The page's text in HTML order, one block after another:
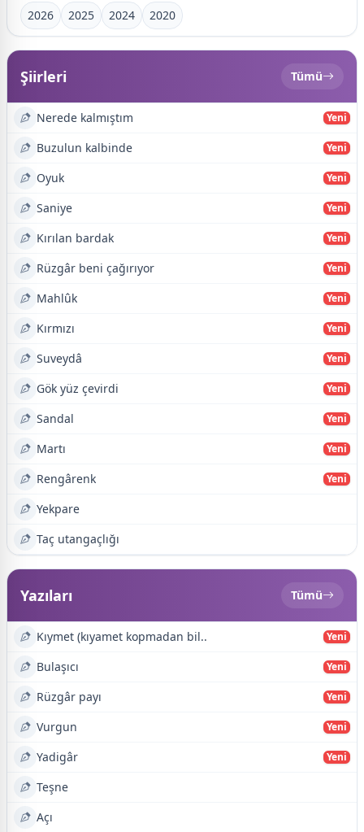
2026 2025 2024 2020
Şiirleri Tümü
Nerede kalmıştım Yeni
Buzulun kalbinde Yeni
Oyuk Yeni
Saniye Yeni
Kırılan bardak Yeni
Rüzgâr beni çağırıyor Yeni
Mahlûk Yeni
Kırmızı Yeni
Suveydâ Yeni
Gök yüz çevirdi Yeni
Sandal Yeni
Martı Yeni
Rengârenk Yeni
Yekpare
Taç utangaçlığı
Yazıları Tümü
Kıymet (kıyamet kopmadan bil.. Yeni
Bulaşıcı Yeni
Rüzgâr payı Yeni
Vurgun Yeni
Yadigâr Yeni
Teşne
Açı